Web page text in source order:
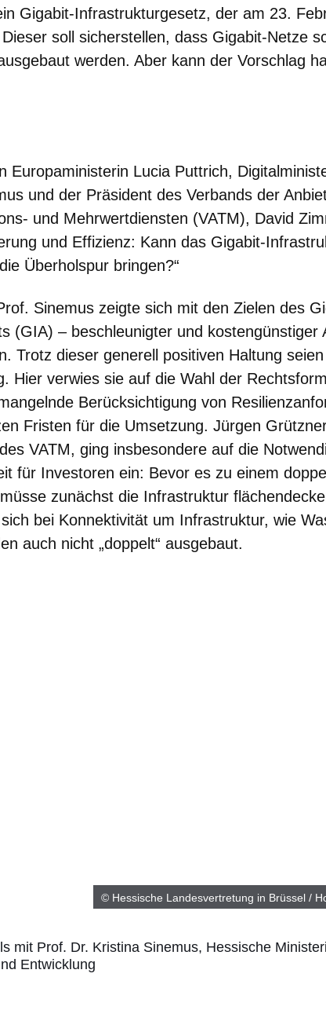
Gigabit-Infrastrukturgesetz, der am 23.
soll sicherstellen, dass Gigabit-Netze
werden. Aber kann der Vorschlag
Europaministerin Lucia Puttrich,
und der Präsident des Verbands der
und Mehrwertdiensten (VATM), David
und Effizienz: Kann das Gigabit-
Überholspur bringen?“
Sinemus zeigte sich mit den Zielen des
(GIA) – beschleunigter und kostengünstiger
Trotz dieser generell positiven Haltung seien
Hier verwies sie auf die Wahl der
Berücksichtigung von
Fristen für die Umsetzung. Jürgen
VATM, ging insbesondere auf die
für Investoren ein: Bevor es zu einem
zunächst die Infrastruktur
bei Konnektivität um Infrastruktur, wie
auch nicht „doppelt“ ausgebaut.
© Hessische Landesvertretung in Brüssel /
mit Prof. Dr. Kristina Sinemus, Hessische
Entwicklung